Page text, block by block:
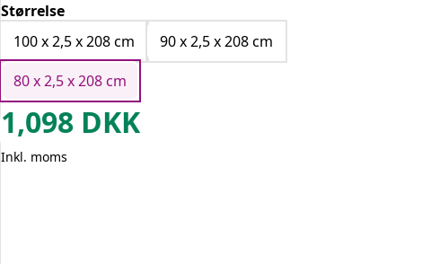
Størrelse
100 x 2,5 x 208 cm
90 x 2,5 x 208 cm
80 x 2,5 x 208 cm
1,098 DKK
Inkl. moms